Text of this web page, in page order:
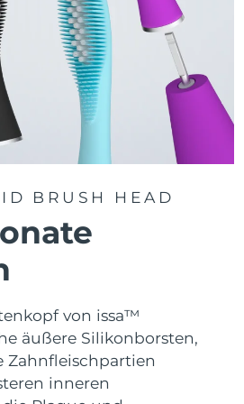
BRUSH HEAD
von issa™
äußere Silikonborsten,
inneren